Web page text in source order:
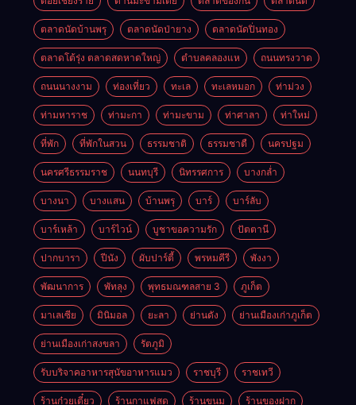
ตลาดนัดบ้านพรุ ตลาดนัดป่ายาง ตลาดนัดปิ่นทอง
ตลาดโต้รุ่ง ตลาดสดหาดใหญ่ ตำบลคลองแห ถนนทรงวาด
ถนนนางงาม ท่องเที่ยว ทะเล ทะเลหมอก ท่าม่วง
ท่ามหาราช ท่ามะกา ท่ามะขาม ท่าศาลา ท่าใหม่
ที่พัก ที่พักในสวน ธรรมชาติ ธรรมชาตื นครปฐม
นครศรีธรรมราช นนทบุรี นิทรรศการ บางกล่ำ
บางนา บางแสน บ้านพรุ บาร์ บาร์ลับ
บาร์เหล้า บาร์ไวน์ บูชาขอความรัก ปัตตานี
ปากบารา ปีนัง ผับปาร์ตี้ พรหมคีรี พังงา
พัฒนาการ พัทลุง พุทธมณฑลสาย 3 ภูเก็ต
มาเลเซีย มินิมอล ยะลา ย่านดัง ย่านเมืองเก่าภูเก็ต
ย่านเมืองเก่าสงขลา รัตภูมิ
รับบริจาคอาหารสุนัขอาหารแมว ราชบุรี ราชเทวี
ร้านก๋วยเตี๋ยว ร้านกาแฟสด ร้านขนม ร้านของฝาก